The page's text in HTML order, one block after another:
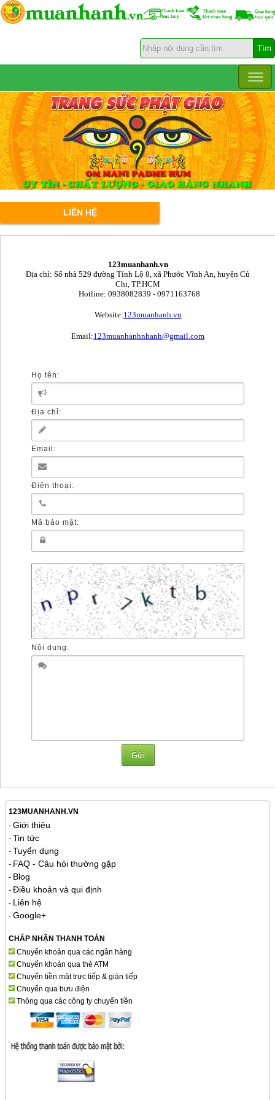
LIÊN HỆ
123muanhanh.vn
Địa chỉ: Số nhà 529 đường Tỉnh Lộ 8, xã Phước Vĩnh An, huyện Củ
Chi, TP.HCM
Hotline: 0938082839 - 0971163768
Website:123muanhanh.vn
Email:123muanhanhnhanh@gmail.com
Họ tên:
Địa chỉ:
Email:
Điện thoại:
Mã bảo mật:
Nội dung:
123MUANHANH.VN
- Giới thiệu
- Tin tức
- Tuyển dụng
- FAQ - Câu hỏi thường gặp
- Blog
- Điều khoản và qui định
- Liên hệ
- Google+
CHẤP NHẬN THANH TOÁN
Chuyển khoản qua các ngân hàng
Chuyển khoản qua thẻ ATM
Chuyển tiền mặt trực tiếp & gián tiếp
Chuyển qua bưu điện
Thông qua các công ty chuyển tiền